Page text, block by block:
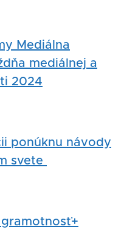
Mediálna
mediálnej a
2024
ponúknu návody
svete